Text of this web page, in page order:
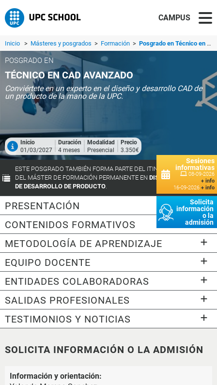
CAMPUS
Inicio > Másteres y posgrados > Formación > Posgrado en Técnico en CAD Avanzado
Sesiones
informativas
08-09-2026
+ info
16-09-2026 + info
Solicita
información
o la
admisión
POSGRADO EN
TÉCNICO EN CAD AVANZADO
Conviértete en un experto en el diseño y desarrollo CAD de
un producto de la mano de la UPC.
Inicio
01/03/2027
Duración
4 meses
Modalidad
Presencial
Precio
3.350€
ESTE POSGRADO TAMBIÉN FORMA PARTE DEL ITINERARIO FORMATIVO
DEL MÁSTER DE FORMACIÓN PERMANENTE EN DISEÑO E INGENIERÍA
DE DESARROLLO DE PRODUCTO.
PRESENTACIÓN
CONTENIDOS FORMATIVOS
METODOLOGÍA DE APRENDIZAJE
EQUIPO DOCENTE
ENTIDADES COLABORADORAS
SALIDAS PROFESIONALES
TESTIMONIOS Y NOTICIAS
SOLICITA INFORMACIÓN O LA ADMISIÓN
Información y orientación: